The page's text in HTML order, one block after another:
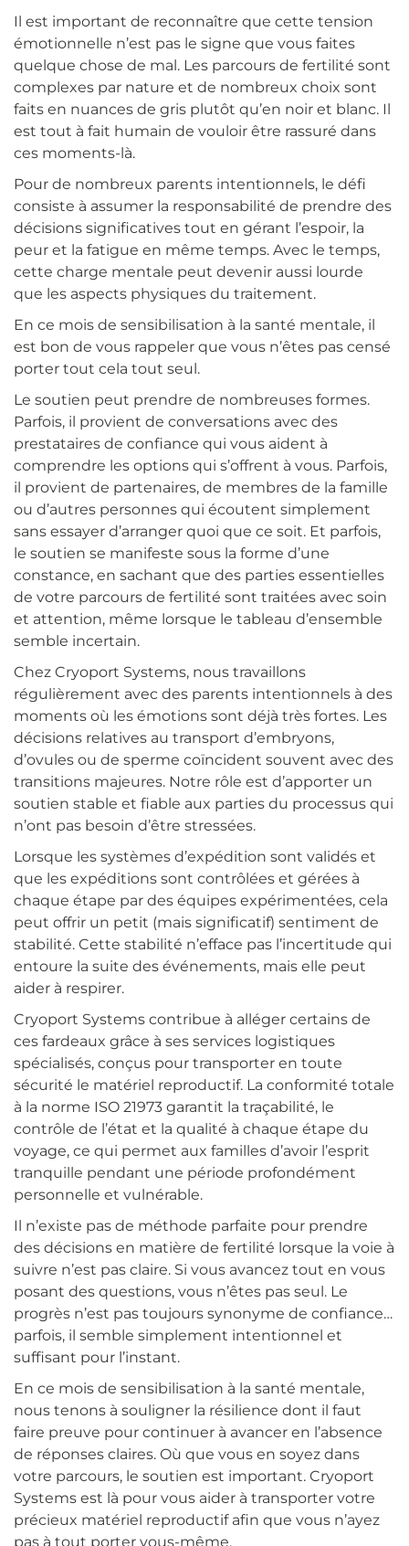
Il est important de reconnaître que cette tension
émotionnelle n’est pas le signe que vous faites
quelque chose de mal. Les parcours de fertilité sont
complexes par nature et de nombreux choix sont
faits en nuances de gris plutôt qu’en noir et blanc. Il
est tout à fait humain de vouloir être rassuré dans
ces moments-là.
Pour de nombreux parents intentionnels, le défi
consiste à assumer la responsabilité de prendre des
décisions significatives tout en gérant l’espoir, la
peur et la fatigue en même temps. Avec le temps,
cette charge mentale peut devenir aussi lourde
que les aspects physiques du traitement.
En ce mois de sensibilisation à la santé mentale, il
est bon de vous rappeler que vous n’êtes pas censé
porter tout cela tout seul.
Le soutien peut prendre de nombreuses formes.
Parfois, il provient de conversations avec des
prestataires de confiance qui vous aident à
comprendre les options qui s’offrent à vous. Parfois,
il provient de partenaires, de membres de la famille
ou d’autres personnes qui écoutent simplement
sans essayer d’arranger quoi que ce soit. Et parfois,
le soutien se manifeste sous la forme d’une
constance, en sachant que des parties essentielles
de votre parcours de fertilité sont traitées avec soin
et attention, même lorsque le tableau d’ensemble
semble incertain.
Chez Cryoport Systems, nous travaillons
régulièrement avec des parents intentionnels à des
moments où les émotions sont déjà très fortes. Les
décisions relatives au transport d’embryons,
d’ovules ou de sperme coïncident souvent avec des
transitions majeures. Notre rôle est d’apporter un
soutien stable et fiable aux parties du processus qui
n’ont pas besoin d’être stressées.
Lorsque les systèmes d’expédition sont validés et
que les expéditions sont contrôlées et gérées à
chaque étape par des équipes expérimentées, cela
peut offrir un petit (mais significatif) sentiment de
stabilité. Cette stabilité n’efface pas l’incertitude qui
entoure la suite des événements, mais elle peut
aider à respirer.
Cryoport Systems contribue à alléger certains de
ces fardeaux grâce à ses services logistiques
spécialisés, conçus pour transporter en toute
sécurité le matériel reproductif. La conformité totale
à la norme ISO 21973 garantit la traçabilité, le
contrôle de l’état et la qualité à chaque étape du
voyage, ce qui permet aux familles d’avoir l’esprit
tranquille pendant une période profondément
personnelle et vulnérable.
Il n’existe pas de méthode parfaite pour prendre
des décisions en matière de fertilité lorsque la voie à
suivre n’est pas claire. Si vous avancez tout en vous
posant des questions, vous n’êtes pas seul. Le
progrès n’est pas toujours synonyme de confiance…
parfois, il semble simplement intentionnel et
suffisant pour l’instant.
En ce mois de sensibilisation à la santé mentale,
nous tenons à souligner la résilience dont il faut
faire preuve pour continuer à avancer en l’absence
de réponses claires. Où que vous en soyez dans
votre parcours, le soutien est important. Cryoport
Systems est là pour vous aider à transporter votre
précieux matériel reproductif afin que vous n’ayez
pas à tout porter vous-même.